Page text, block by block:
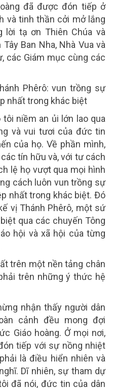
đã được đón tiếp ở
và tinh thần cởi mở lắng
lời tạ ơn Thiên Chúa và
Ban Nha, Nhà Vua và
các Giám mục cùng các
Phêrô: vun trồng sự
nhất trong khác biệt
niềm an ủi lớn lao qua
và vui tươi của đức tin
của họ. Về phần mình,
tín hữu và, với tư cách
lệ họ vượt qua mọi hình
cách luôn vun trồng sự
nhất trong khác biệt. Đó
vị Thánh Phêrô, một sứ
qua các chuyến Tông
hội và xã hội của từng
trên một nền tảng chân
trên những ý thức hệ
nhận thấy người dân
cảnh đều mong đợi
Giáo hoàng. Ở mọi nơi,
tiếp với sự nồng nhiệt
là điều hiển nhiên và
Dĩ nhiên, sự tham dự
đã nói, đức tin của dân